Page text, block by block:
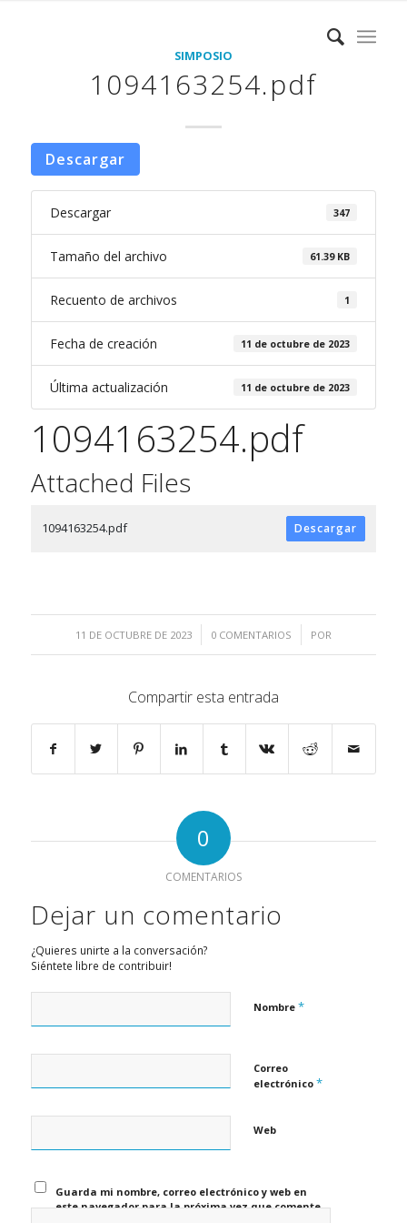
SIMPOSIO
1094163254.pdf
Descargar
Descargar 347
Tamaño del archivo 61.39 KB
Recuento de archivos 1
Fecha de creación 11 de octubre de 2023
Última actualización 11 de octubre de 2023
1094163254.pdf
Attached Files
1094163254.pdf Descargar
11 DE OCTUBRE DE 2023
/ 0 COMENTARIOS
/ POR
Compartir esta entrada
0
COMENTARIOS
Dejar un comentario
¿Quieres unirte a la conversación?
Siéntete libre de contribuir!
Nombre *
Correo
electrónico *
Web
Guarda mi nombre, correo electrónico y web en
este navegador para la próxima vez que comente.